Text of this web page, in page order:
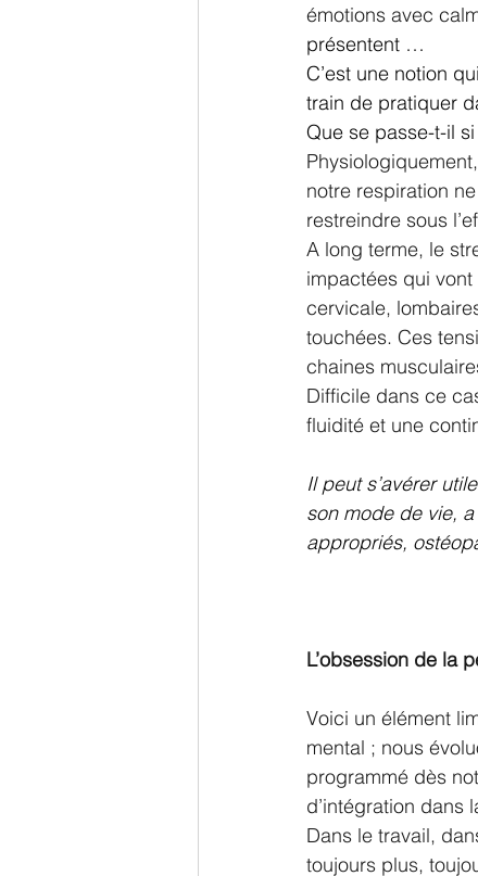
émotions avec
présentent …
C’est une notion
train de pratiquer
Que se passe-t-il
notre respiration
restreindre sous
A long terme, le
impactées qui
cervicale,
touchées. Ces
chaines
Difficile dans ce
fluidité et une
Il peut s’avérer
son mode de vie,
appropriés,
L’obsession de la
Voici un élément
mental ; nous
programmé dès
d’intégration dans
Dans le travail,
toujours plus,